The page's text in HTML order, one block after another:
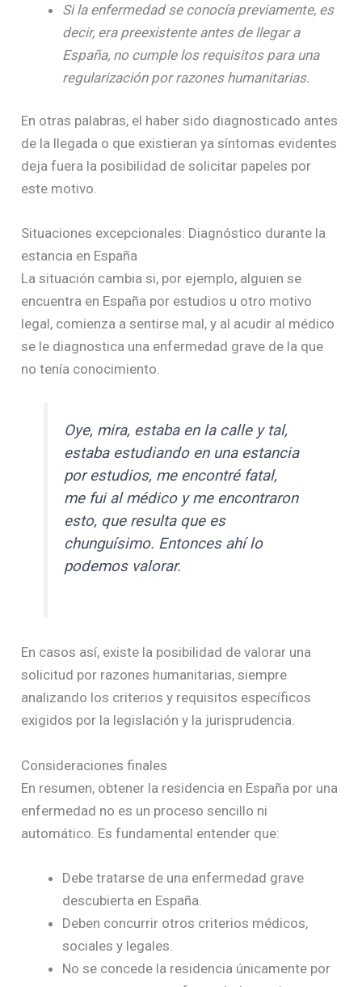
Si la enfermedad se conocía previamente, es
decir, era preexistente antes de llegar a
España, no cumple los requisitos para una
regularización por razones humanitarias.
En otras palabras, el haber sido diagnosticado antes
de la llegada o que existieran ya síntomas evidentes
deja fuera la posibilidad de solicitar papeles por
este motivo.
Situaciones excepcionales: Diagnóstico durante la
estancia en España
La situación cambia si, por ejemplo, alguien se
encuentra en España por estudios u otro motivo
legal, comienza a sentirse mal, y al acudir al médico
se le diagnostica una enfermedad grave de la que
no tenía conocimiento.
Oye, mira, estaba en la calle y tal,
estaba estudiando en una estancia
por estudios, me encontré fatal,
me fui al médico y me encontraron
esto, que resulta que es
chunguísimo. Entonces ahí lo
podemos valorar.
En casos así, existe la posibilidad de valorar una
solicitud por razones humanitarias, siempre
analizando los criterios y requisitos específicos
exigidos por la legislación y la jurisprudencia.
Consideraciones finales
En resumen, obtener la residencia en España por una
enfermedad no es un proceso sencillo ni
automático. Es fundamental entender que:
Debe tratarse de una enfermedad grave
descubierta en España.
Deben concurrir otros criterios médicos,
sociales y legales.
No se concede la residencia únicamente por